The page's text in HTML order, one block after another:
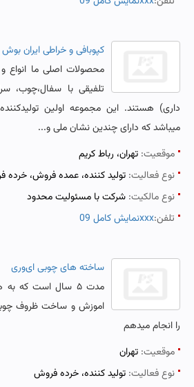
کپوبافی و خراطی ایران بوش
محصولات اصلی ما انواع
تلفیقی با سفال،چوب،
داری) هستند. این مجموعه اولین
میباشد که دارای چندین نشان ملی و...
موقعیت: تهران، رباط کریم
نوع فعالیت: تولید کننده، عمده فروش، خرده
نوع مالکیت: شرکت با مسئولیت محدود
تلفن:نمایش کامل 09xxx
ساخته های چوبی ای‌وری
مدت ۵ سال است که
اموزش و ساخت ظروف چوبی
را انجام میدهم
موقعیت: تهران
نوع فعالیت: تولید کننده، خرده فروش